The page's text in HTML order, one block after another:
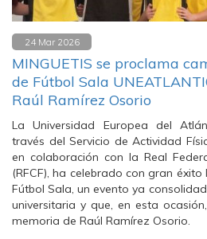
24 Mar 2026
MINGUETIS se proclama
de Fútbol Sala
Raúl Ramírez Osorio
La Universidad Europea del
través del Servicio de Actividad
en colaboración con la Real
(RFCF), ha celebrado con gran
Fútbol Sala, un evento ya
universitaria y que, en esta
memoria de Raúl Ramírez Osorio.